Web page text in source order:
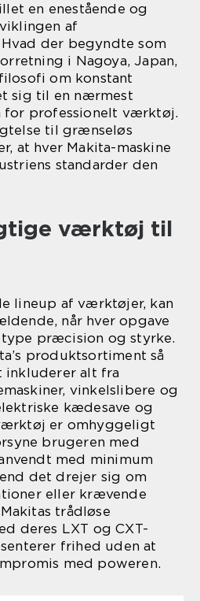
en enestående og
af
der begyndte som
i Nagoya, Japan,
om konstant
sig til en nærmest
for professionelt værktøj.
til grænseløs
at hver Makita-maskine
standarder den
værktøj til
lineup af værktøjer, kan
når hver opgave
præcision og styrke.
produktsortiment så
alt fra
vinkelslibere og
kædesave og
er omhyggeligt
brugeren med
med minimum
det drejer sig om
eller krævende
trådløse
deres LXT og CXT-
frihed uden at
med poweren.